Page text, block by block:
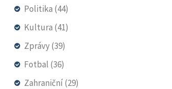
Politika (44)
Kultura (41)
Zprávy(39)
Fotbal (36)
Zahraniční(29)